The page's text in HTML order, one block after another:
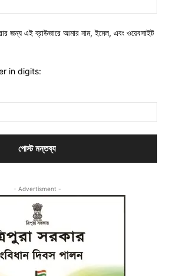
জন্য এই ব্রাউজারে আমার নাম, ইমেল, এবং ওয়েবসাইট
in digits:
- Advertisment -